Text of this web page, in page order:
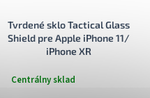
Tvrdené sklo Tactical Glass
Shield pre Apple iPhone 11/
iPhone XR
Centrálny sklad